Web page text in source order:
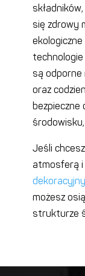
się zdrowy
technologie
są odporne
oraz
bezpieczne
Jeśli
atmosferą
możesz
strukturze